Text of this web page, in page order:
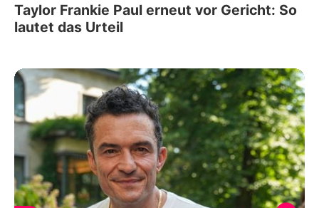
Taylor Frankie Paul erneut vor Gericht: So
lautet das Urteil